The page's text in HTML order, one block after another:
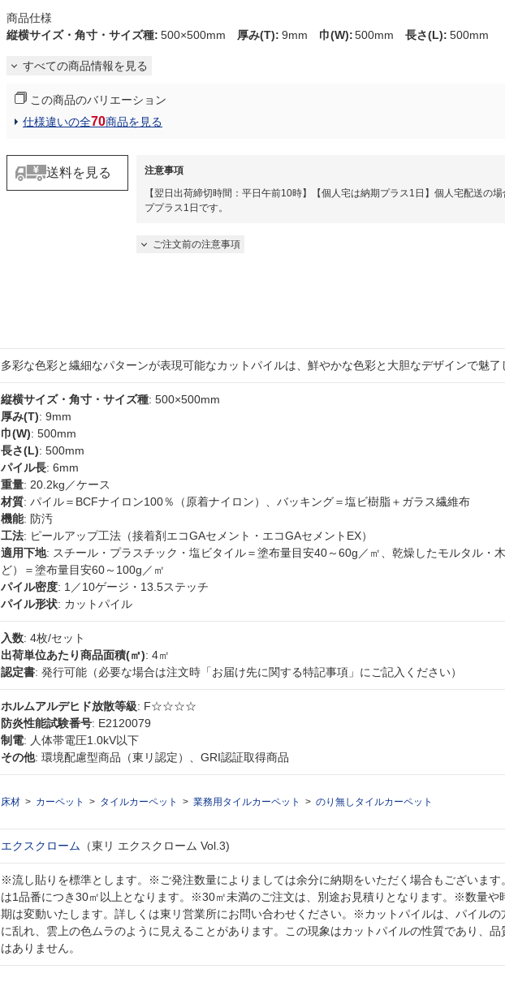
商品仕様
縦横サイズ・角寸・サイズ種: 500×500mm 厚み(T): 9mm 巾(W): 500mm長さ(L): 500mm
すべての商品情報を見る
この商品のバリエーション
仕様違いの全70商品を見る
注意事項
【翌日出荷締切時間：平日午前10時】【個人宅は納期プラス1日】個人宅配送の
ププラス1日です。
ご注文前の注意事項
送料を見る
多彩な色彩と繊細なパターンが表現可能なカットパイルは、鮮やかな色彩と大胆なデザインで魅了
縦横サイズ・角寸・サイズ種: 500×500mm
厚み(T): 9mm
巾(W): 500mm
長さ(L): 500mm
パイル長: 6mm
重量: 20.2kg／ケース
材質: パイル＝BCFナイロン100％（原着ナイロン）、バッキング＝塩ビ樹脂＋ガラス繊維布
機能: 防汚
工法: ピールアップ工法（接着剤エコGAセメント・エコGAセメントEX）
適用下地: スチール・プラスチック・塩ビタイル＝塗布量目安40～60g／㎡、乾燥したモルタル・
ど）＝塗布量目安60～100g／㎡
パイル密度: 1／10ゲージ・13.5ステッチ
パイル形状: カットパイル
入数: 4枚/セット
出荷単位あたり商品面積(㎡): 4㎡
認定書: 発行可能（必要な場合は注文時「お届け先に関する特記事項」にご記入ください）
ホルムアルデヒド放散等級: F☆☆☆☆
防炎性能試験番号: E2120079
制電: 人体帯電圧1.0kV以下
その他: 環境配慮型商品（東リ認定）、GRI認証取得商品
床材 カーペット タイルカーペット 業務用タイルカーペット のり無しタイルカーペット
エクスクローム （東リ エクスクローム Vol.3)
※流し貼りを標準とします。※ご発注数量によりましては余分に納期をいただく場合もございま
は1品番につき30㎡以上となります。※30㎡未満のご注文は、別途お見積りとなります。※数量や
期は変動いたします。詳しくは東リ営業所にお問い合わせください。※カットパイルは、パイルの
に乱れ、雲上の色ムラのように見えることがあります。この現象はカットパイルの性質であり、品
はありません。